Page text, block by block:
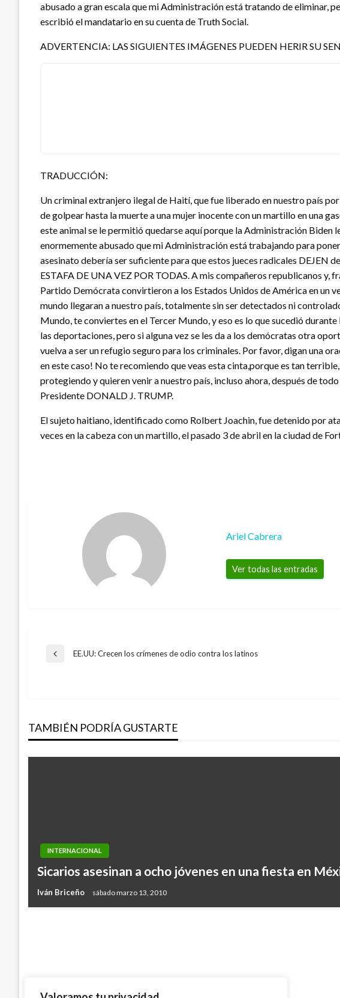
abusado a gran escala que mi Administración está tratando de eliminar,
escribió el mandatario en su cuenta de Truth Social.
ADVERTENCIA: LAS SIGUIENTES IMÁGENES PUEDEN HERIR SU
TRADUCCIÓN:
Un criminal extranjero ilegal de Haití, que fue liberado en nuestro país
de golpear hasta la muerte a una mujer inocente con un martillo en una
este animal se le permitió quedarse aquí porque la Administración
enormemente abusado que mi Administración está trabajando para
asesinato debería ser suficiente para que estos jueces radicales DEJEN
ESTAFA DE UNA VEZ POR TODAS. A mis compañeros republicanos
Partido Demócrata convirtieron a los Estados Unidos de América en un
mundo llegaran a nuestro país, totalmente sin ser detectados ni
Mundo, te conviertes en el Tercer Mundo, y eso es lo que sucedió
las deportaciones, pero si alguna vez se les da a los demócratas otra
vuelva a ser un refugio seguro para los criminales. Por favor, digan una
en este caso! No te recomiendo que veas esta cinta,porque es tan
protegiendo y quieren venir a nuestro país, incluso ahora, después de
Presidente DONALD J. TRUMP.
El sujeto haitiano, identificado como Rolbert Joachin, fue detenido por
veces en la cabeza con un martillo, el pasado 3 de abril en la ciudad de
Ariel Cabrera
Ver todas las entradas
Navegación
entradas
Entrada
EE.UU: Crecen los crímenes de odio contra los latinos
TAMBIÉN PODRÍA GUSTARTE
INTERNACIONAL
Sicarios asesinan a ocho jóvenes en una fiesta en
Iván Briceño sábado marzo 13, 2010
INTERNACIONAL
Fracaso de diálogo político en Venezuela provocaría
derramamiento de sangre: Papado